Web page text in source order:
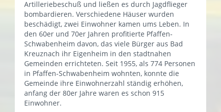
Artilleriebeschuß und ließen es durch Jagdflieger
bombardieren. Verschiedene Häuser wurden
beschädigt, zwei Einwohner kamen ums Leben. In
den 60er und 70er Jahren profitierte Pfaffen-
Schwabenheim davon, das viele Bürger aus Bad
Kreuznach ihr Eigenheim in den stadtnahen
Gemeinden errichteten. Seit 1955, als 774 Personen
in Pfaffen-Schwabenheim wohnten, konnte die
Gemeinde ihre Einwohnerzahl ständig erhöhen,
anfang der 80er Jahre waren es schon 915
Einwohner.